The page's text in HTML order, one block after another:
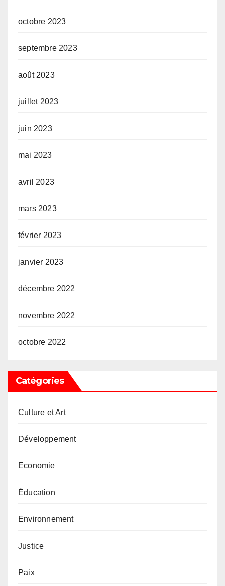
octobre 2023
septembre 2023
août 2023
juillet 2023
juin 2023
mai 2023
avril 2023
mars 2023
février 2023
janvier 2023
décembre 2022
novembre 2022
octobre 2022
Catégories
Culture et Art
Développement
Economie
Éducation
Environnement
Justice
Paix